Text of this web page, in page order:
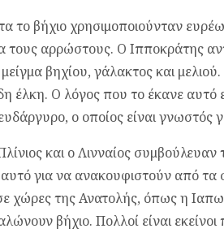
το βήχιο χρησιμοποιούνταν
τους αρρώστους. Ο Ιπποκράτης
βηχίου, γάλακτος και
έλκη. Ο λόγος που το έκανε αυτό
ο οποίος είναι γνωστός
και ο Λινναίος
για να ανακουφιστούν από
χώρες της Ανατολής, όπως η
βήχιο. Πολλοί είναι